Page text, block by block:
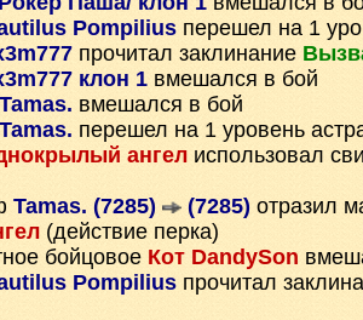
Pompilius перешел на 1
прочитал заклинание
клон 1 вмешался в бой
Tamas. вмешался в бой
Tamas. перешел на 1 уровень
ангел использовал
Tamas. (7285) (7285) отразил
(действие перка)
бойцовое Кот DandySon
Pompilius прочитал